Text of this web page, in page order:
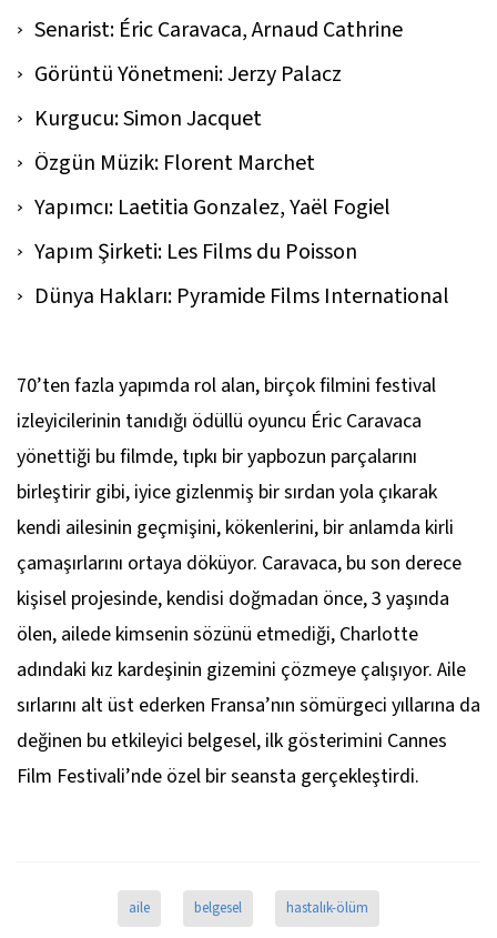
Senarist: Éric Caravaca, Arnaud Cathrine
Görüntü Yönetmeni: Jerzy Palacz
Kurgucu: Simon Jacquet
Özgün Müzik: Florent Marchet
Yapımcı: Laetitia Gonzalez, Yaël Fogiel
Yapım Şirketi: Les Films du Poisson
Dünya Hakları: Pyramide Films International
70’ten fazla yapımda rol alan, birçok filmini festival
izleyicilerinin tanıdığı ödüllü oyuncu Éric Caravaca
yönettiği bu filmde, tıpkı bir yapbozun parçalarını
birleştirir gibi, iyice gizlenmiş bir sırdan yola çıkarak
kendi ailesinin geçmişini, kökenlerini, bir anlamda kirli
çamaşırlarını ortaya döküyor. Caravaca, bu son derece
kişisel projesinde, kendisi doğmadan önce, 3 yaşında
ölen, ailede kimsenin sözünü etmediği, Charlotte
adındaki kız kardeşinin gizemini çözmeye çalışıyor. Aile
sırlarını alt üst ederken Fransa’nın sömürgeci yıllarına da
değinen bu etkileyici belgesel, ilk gösterimini Cannes
Film Festivali’nde özel bir seansta gerçekleştirdi.
aile belgesel hastalık-ölüm